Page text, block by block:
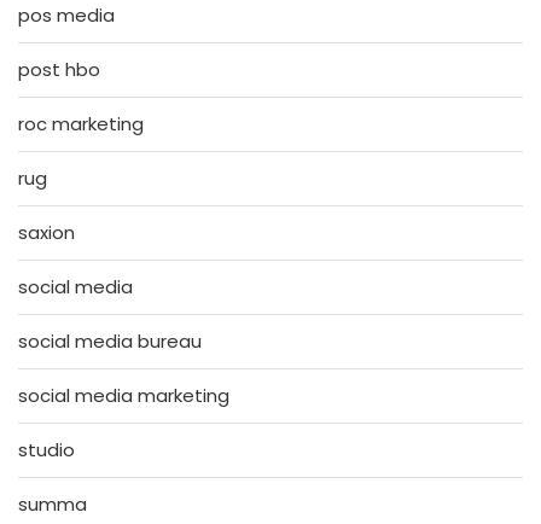
pos media
post hbo
roc marketing
rug
saxion
social media
social media bureau
social media marketing
studio
summa